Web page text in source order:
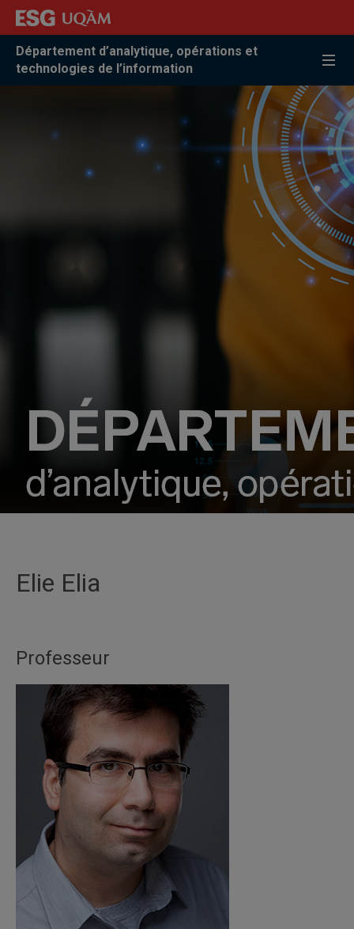
Accéder
recherche
Accéder
menu
pricipal
Accéder
zone
centrale
Département d’analytique, opérations et
technologies de l’information
Elie Elia
Professeur